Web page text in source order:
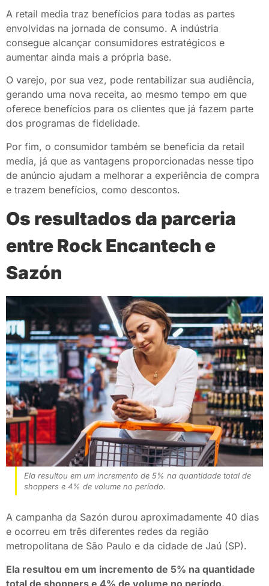
A retail media traz benefícios para todas as partes
envolvidas na jornada de consumo. A indústria
consegue alcançar consumidores estratégicos e
aumentar ainda mais a própria base.
O varejo, por sua vez, pode rentabilizar sua audiência,
gerando uma nova receita, ao mesmo tempo em que
oferece benefícios para os clientes que já fazem parte
dos programas de fidelidade.
Por fim, o consumidor também se beneficia da retail
media, já que as vantagens proporcionadas nesse tipo
de anúncio ajudam a melhorar a experiência de compra
e trazem benefícios, como descontos.
Os resultados da parceria
entre Rock Encantech e
Sazón
Ela resultou em um incremento de 5% na quantidade total de
shoppers e 4% de volume no período.
A campanha da Sazón durou aproximadamente 40 dias
e ocorreu em três diferentes redes da região
metropolitana de São Paulo e da cidade de Jaú (SP).
Ela resultou em um incremento de 5% na quantidade
total de shoppers e 4% de volume no período.